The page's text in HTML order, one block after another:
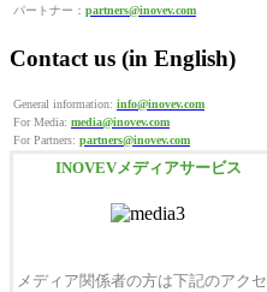
パートナー： partners@inovev.com
Contact us (in English)
General information: info@inovev.com
For Media: media@inovev.com
For Partners: partners@inovev.com
INOVEVメディアサービス
メディア関係者の方は下記のアクセ